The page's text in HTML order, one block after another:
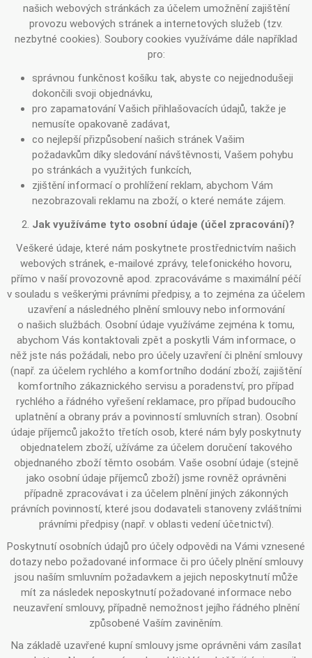
našich webových stránkách za účelem umožnění zajištění
provozu webových stránek a internetových služeb (tzv.
nezbytné cookies). Soubory cookies využíváme dále například
pro:
správnou funkčnost košíku tak, abyste co nejjednodušeji
dokončili svoji objednávku,
pro zapamatování Vašich přihlašovacích údajů, takže je
nemusíte opakovaně zadávat,
co nejlepší přizpůsobení našich stránek Vašim
požadavkům díky sledování návštěvnosti, Vašem pohybu
po stránkách a využitých funkcích,
zjištění informací o prohlížení reklam, abychom Vám
nezobrazovali reklamu na zboží, o které nemáte zájem.
Jak využíváme tyto osobní údaje (účel zpracování)?
Veškeré údaje, které nám poskytnete prostřednictvím našich
webových stránek, e-mailové zprávy, telefonického hovoru,
přímo v naší provozovně apod. zpracováváme s maximální péčí
v souladu s veškerými právními předpisy, a to zejména za účelem
uzavření a následného plnění smlouvy nebo informování
o našich službách. Osobní údaje využíváme zejména k tomu,
abychom Vás kontaktovali zpět a poskytli Vám informace, o
něž jste nás požádali, nebo pro účely uzavření či plnění smlouvy
(např. za účelem rychlého a komfortního dodání zboží, zajištění
komfortního zákaznického servisu a poradenství, pro případ
rychlého a řádného vyřešení reklamace, pro případ budoucího
uplatnění a obrany práv a povinností smluvních stran). Osobní
údaje příjemců jakožto třetích osob, které nám byly poskytnuty
objednatelem zboží, užíváme za účelem doručení takového
objednaného zboží těmto osobám. Vaše osobní údaje (stejně
jako osobní údaje příjemců zboží) jsme rovněž oprávněni
případně zpracovávat i za účelem plnění jiných zákonných
právních povinností, které jsou dodavateli stanoveny zvláštními
právními předpisy (např. v oblasti vedení účetnictví).
Poskytnutí osobních údajů pro účely odpovědi na Vámi vznesené
dotazy nebo požadované informace či pro účely plnění smlouvy
jsou naším smluvním požadavkem a jejich neposkytnutí může
mít za následek neposkytnutí požadované informace nebo
neuzavření smlouvy, případně nemožnost jejího řádného plnění
způsobené Vaším zaviněním.
Na základě uzavřené kupní smlouvy jsme oprávněni vám zasílat